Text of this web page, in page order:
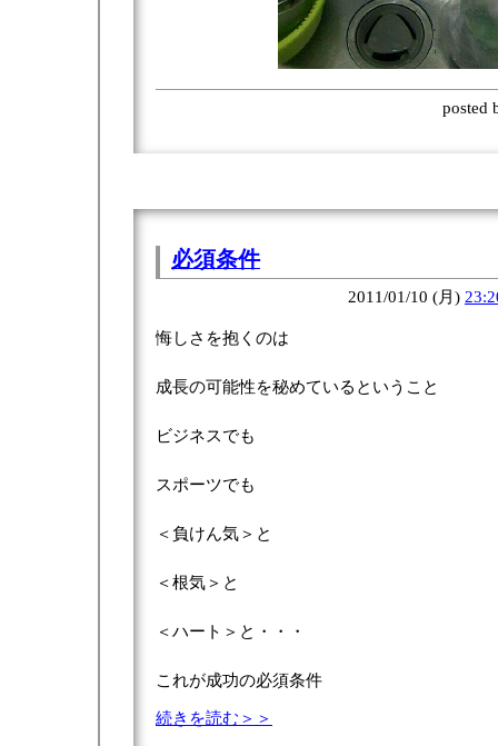
posted
必須条件
2011/01/10 (月)
悔しさを抱くのは
成長の可能性を秘めているということ
ビジネスでも
スポーツでも
＜負けん気＞と
＜根気＞と
＜ハート＞と・・・
これが成功の必須条件
続きを読む＞＞